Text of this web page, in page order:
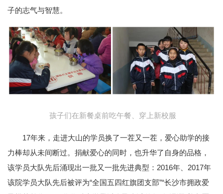
子的志气与智慧。
孩子们在新餐桌前吃午餐、穿上新校服
17年来，走进大山的学员换了一茬又一茬，爱心助学的接
力棒却从未间断过。捐献爱心的同时，也升华了自身的品格，
该学员大队先后涌现出一批又一批先进典型：2016年、2017年
该院学员大队先后被评为“全国五四红旗团支部”“长沙市拥政爱